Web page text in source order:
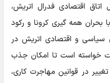
اتاق اقتصادی فدرال اتریش،
بحران همه گیری کرونا و رکود
سیاسی و اقتصادی اتریش در
خواسته است تا امکان جذب
در قوانین مهاجرت کاری،